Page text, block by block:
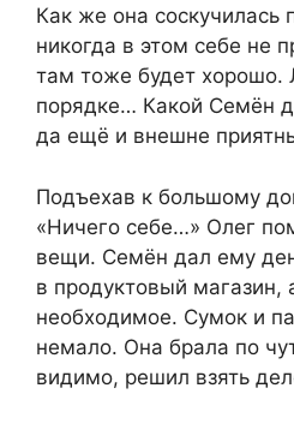
Как же она соскучилась
никогда в этом себе не
там тоже будет
порядке… Какой Семён
да ещё и внешне
Подъехав к большому
«Ничего себе…» Олег
вещи. Семён дал ему
в продуктовый магазин,
необходимое. Сумок и
немало. Она брала по
видимо, решил взять